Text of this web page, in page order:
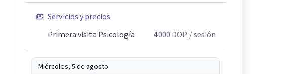
Servicios y precios
Primera visita Psicología
4000 DOP / sesión
Miércoles, 5 de agosto